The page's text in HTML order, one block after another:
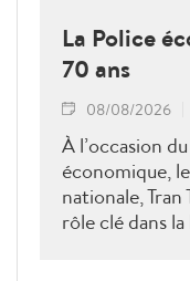
La Police
70 ans
08/08/2026
À l’occasion
économique,
nationale,
rôle clé dans